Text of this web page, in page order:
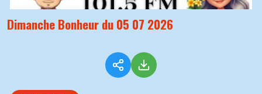
Dimanche Bonheur du 05 07 2026